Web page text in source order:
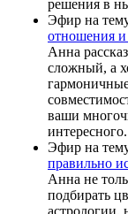
решения в
Эфир на
отношения и
Анна
сложный, а
ваши
интересного.
Эфир на
правильно
Анна не
подбирать
астрологии,